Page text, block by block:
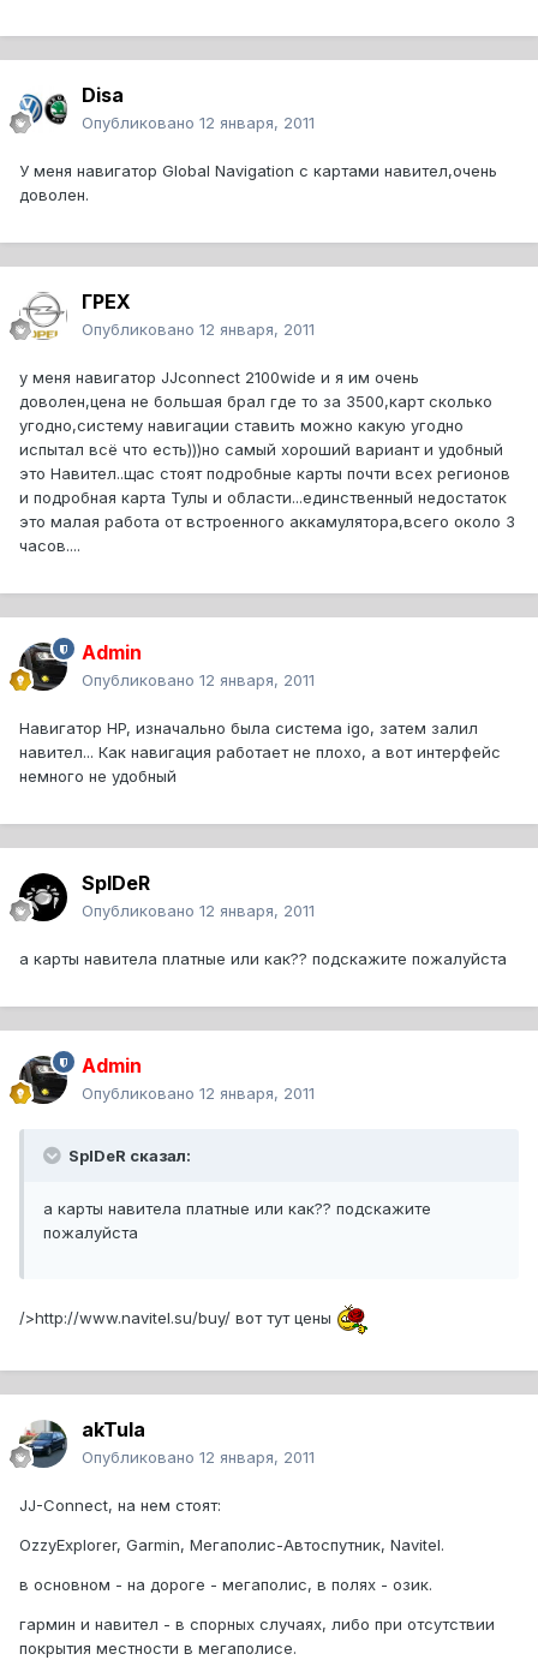
Disa
Опубликовано 12 января, 2011
У меня навигатор Global Navigation с картами навител,очень
доволен.
ГРЕХ
Опубликовано 12 января, 2011
у меня навигатор JJconnect 2100wide и я им очень
доволен,цена не большая брал где то за 3500,карт сколько
угодно,систему навигации ставить можно какую угодно
испытал всё что есть)))но самый хороший вариант и удобный
это Навител..щас стоят подробные карты почти всех регионов
и подробная карта Тулы и области...единственный недостаток
это малая работа от встроенного аккамулятора,всего около 3
часов....
Admin
Опубликовано 12 января, 2011
Навигатор HP, изначально была система igo, затем залил
навител... Как навигация работает не плохо, а вот интерфейс
немного не удобный
SpIDeR
Опубликовано 12 января, 2011
а карты навитела платные или как?? подскажите пожалуйста
Admin
Опубликовано 12 января, 2011
SpIDeR сказал:
а карты навитела платные или как?? подскажите
пожалуйста
/>http://www.navitel.su/buy/ вот тут цены
akTula
Опубликовано 12 января, 2011
JJ-Connect, на нем стоят:
OzzyExplorer, Garmin, Мегаполис-Автоспутник, Navitel.
в основном - на дороге - мегаполис, в полях - озик.
гармин и навител - в спорных случаях, либо при отсутствии
покрытия местности в мегаполисе.